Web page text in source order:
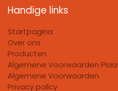
Handige links
Startpagina
Over ons
Producten
Algemene Voorwaarden
Algemene Voorwaarden
Privacy policy